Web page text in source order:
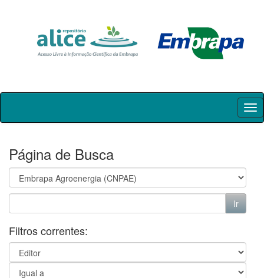
Skip
Página de Busca
Filtros correntes: